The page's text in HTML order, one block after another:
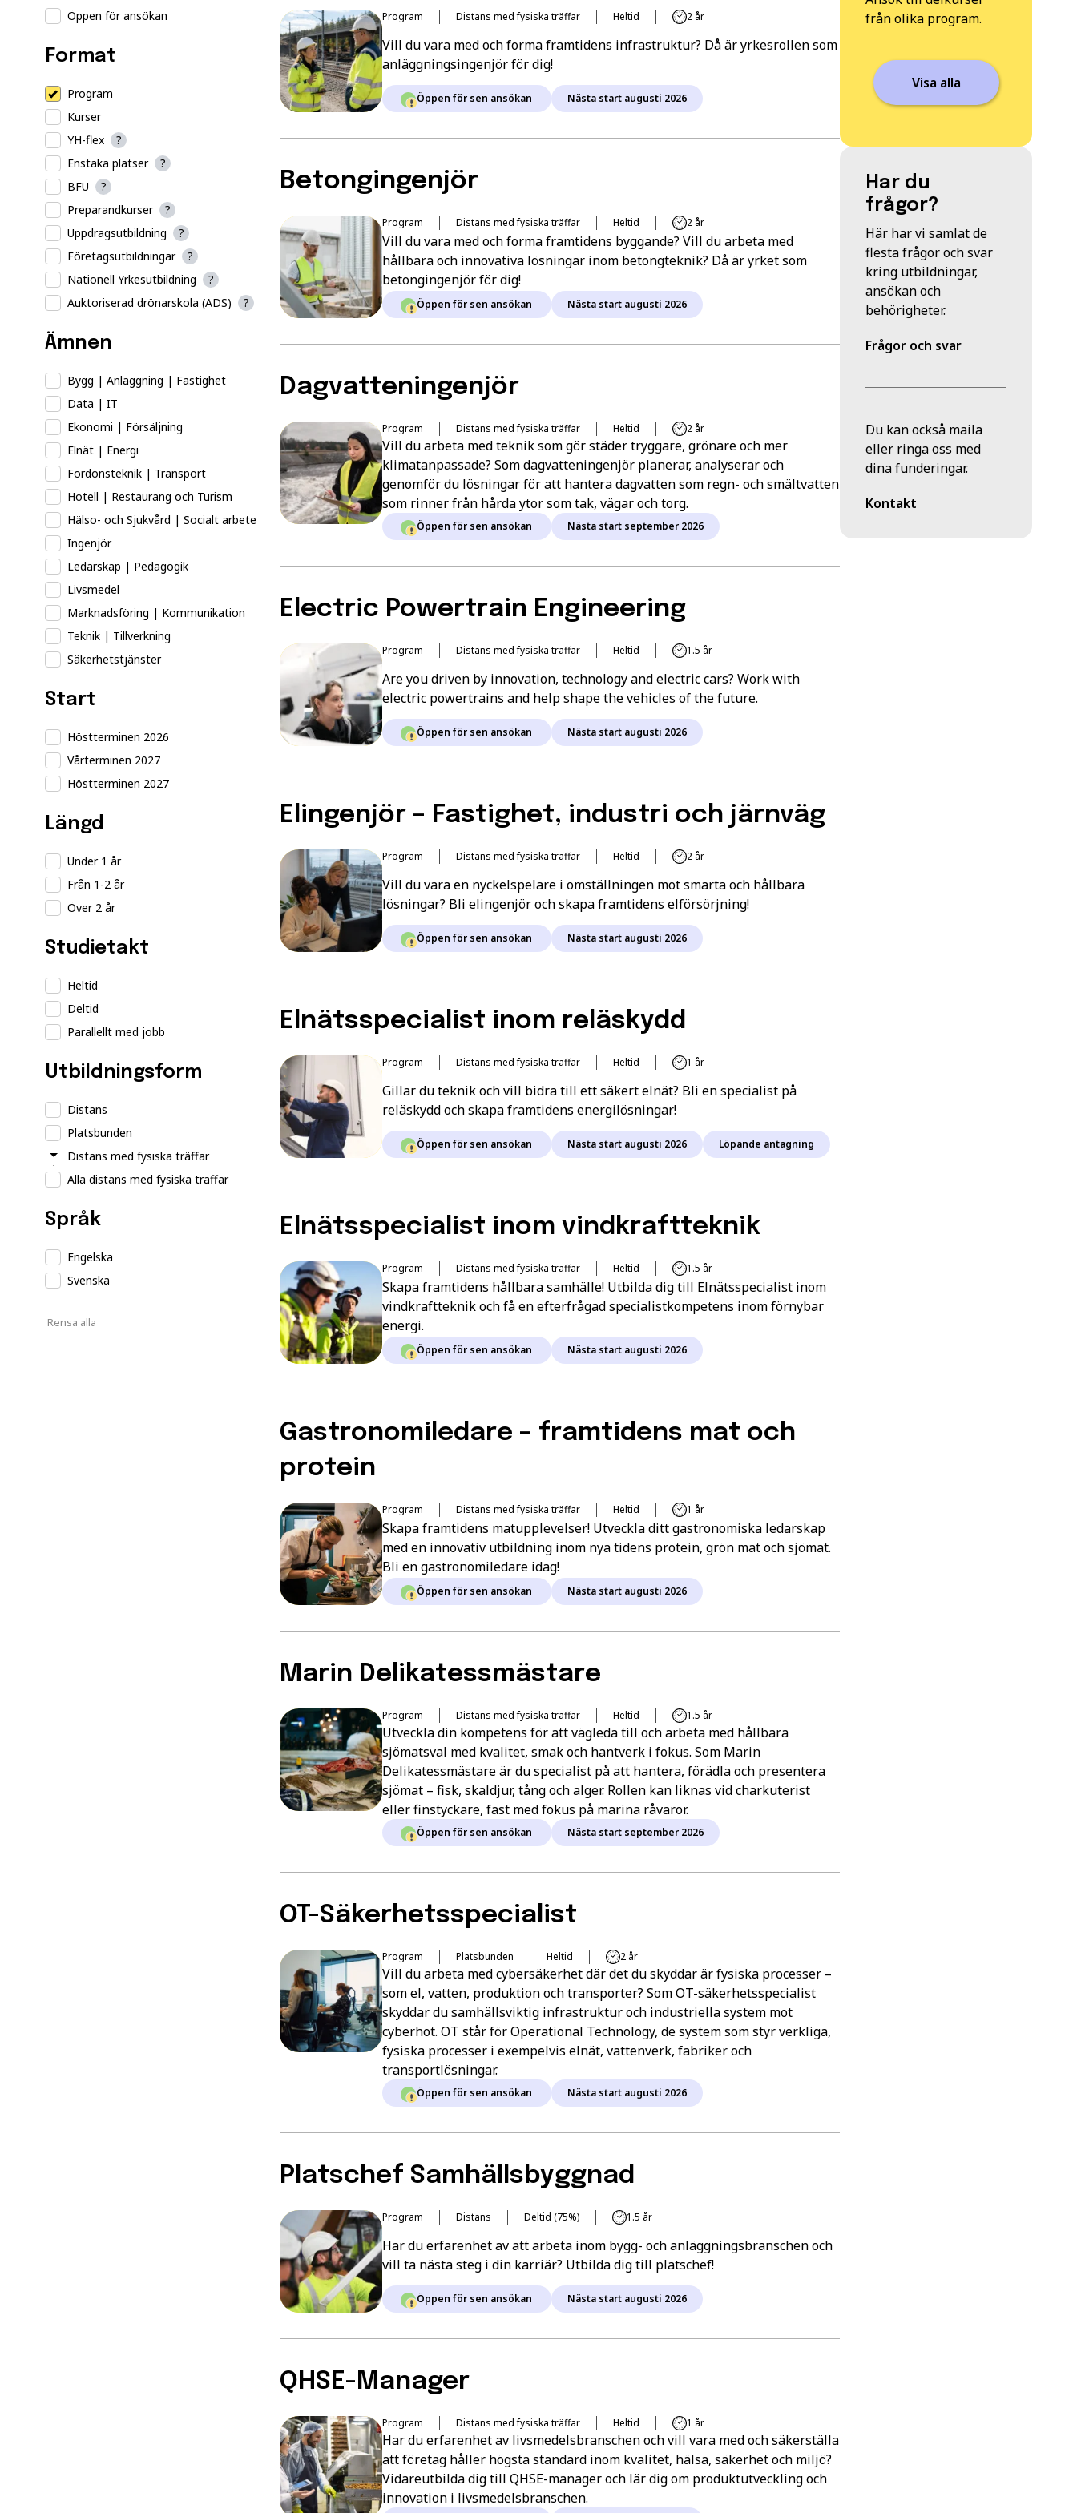
Öppen för ansökan
Format
Program
Kurser
YH-flex
?
Enstaka platser
?
BFU
?
Preparandkurser
?
Uppdragsutbildning
?
Företagsutbildningar
?
Nationell Yrkesutbildning
?
Auktoriserad drönarskola (ADS)
?
Ämnen
Bygg | Anläggning | Fastighet
Data | IT
Ekonomi | Försäljning
Elnät | Energi
Fordonsteknik | Transport
Hotell | Restaurang och Turism
Hälso- och Sjukvård | Socialt arbete
Ingenjör
Ledarskap | Pedagogik
Livsmedel
Marknadsföring | Kommunikation
Teknik | Tillverkning
Säkerhetstjänster
Start
Höstterminen 2026
Vårterminen 2027
Höstterminen 2027
Längd
Under 1 år
Från 1-2 år
Över 2 år
Studietakt
Heltid
Deltid
Parallellt med jobb
Utbildningsform
Distans
Platsbunden
Distans med fysiska träffar
Alla distans med fysiska träffar
Språk
Engelska
Svenska
Rensa alla
Program Distans med fysiska träffar Heltid 2 år
Vill du vara med och forma framtidens infrastruktur? Då är yrkesrollen som
anläggningsingenjör för dig!
Öppen för sen ansökan Nästa start augusti 2026
Betongingenjör
Program Distans med fysiska träffar Heltid 2 år
Vill du vara med och forma framtidens byggande? Vill du arbeta med
hållbara och innovativa lösningar inom betongteknik? Då är yrket som
betongingenjör för dig!
Öppen för sen ansökan Nästa start augusti 2026
Dagvatteningenjör
Program Distans med fysiska träffar Heltid 2 år
Vill du arbeta med teknik som gör städer tryggare, grönare och mer
klimatanpassade? Som dagvatteningenjör planerar, analyserar och
genomför du lösningar för att hantera dagvatten som regn- och smältvatten
som rinner från hårda ytor som tak, vägar och torg.
Öppen för sen ansökan Nästa start september 2026
Electric Powertrain Engineering
Program Distans med fysiska träffar Heltid 1.5 år
Are you driven by innovation, technology and electric cars? Work with
electric powertrains and help shape the vehicles of the future.
Öppen för sen ansökan Nästa start augusti 2026
Elingenjör – Fastighet, industri och järnväg
Program Distans med fysiska träffar Heltid 2 år
Vill du vara en nyckelspelare i omställningen mot smarta och hållbara
lösningar? Bli elingenjör och skapa framtidens elförsörjning!
Öppen för sen ansökan Nästa start augusti 2026
Elnätsspecialist inom reläskydd
Program Distans med fysiska träffar Heltid 1 år
Gillar du teknik och vill bidra till ett säkert elnät? Bli en specialist på
reläskydd och skapa framtidens energilösningar!
Öppen för sen ansökan Nästa start augusti 2026 Löpande antagning
Elnätsspecialist inom vindkraftteknik
Program Distans med fysiska träffar Heltid 1.5 år
Skapa framtidens hållbara samhälle! Utbilda dig till Elnätsspecialist inom
vindkraftteknik och få en efterfrågad specialistkompetens inom förnybar
energi.
Öppen för sen ansökan Nästa start augusti 2026
Gastronomiledare – framtidens mat och
protein
Program Distans med fysiska träffar Heltid 1 år
Skapa framtidens matupplevelser! Utveckla ditt gastronomiska ledarskap
med en innovativ utbildning inom nya tidens protein, grön mat och sjömat.
Bli en gastronomiledare idag!
Öppen för sen ansökan Nästa start augusti 2026
Marin Delikatessmästare
Program Distans med fysiska träffar Heltid 1.5 år
Utveckla din kompetens för att vägleda till och arbeta med hållbara
sjömatsval med kvalitet, smak och hantverk i fokus. Som Marin
Delikatessmästare är du specialist på att hantera, förädla och presentera
sjömat – fisk, skaldjur, tång och alger. Rollen kan liknas vid charkuterist
eller finstyckare, fast med fokus på marina råvaror.
Öppen för sen ansökan Nästa start september 2026
OT-Säkerhetsspecialist
Program Platsbunden Heltid 2 år
Vill du arbeta med cybersäkerhet där det du skyddar är fysiska processer –
som el, vatten, produktion och transporter? Som OT-säkerhetsspecialist
skyddar du samhällsviktig infrastruktur och industriella system mot
cyberhot. OT står för Operational Technology, de system som styr verkliga,
fysiska processer i exempelvis elnät, vattenverk, fabriker och
transportlösningar.
Öppen för sen ansökan Nästa start augusti 2026
Platschef Samhällsbyggnad
Program Distans Deltid (75%) 1.5 år
Har du erfarenhet av att arbeta inom bygg- och anläggningsbranschen och
vill ta nästa steg i din karriär? Utbilda dig till platschef!
Öppen för sen ansökan Nästa start augusti 2026
QHSE-Manager
Program Distans med fysiska träffar Heltid 1 år
Har du erfarenhet av livsmedelsbranschen och vill vara med och säkerställa
att företag håller högsta standard inom kvalitet, hälsa, säkerhet och miljö?
Vidareutbilda dig till QHSE-manager och lär dig om produktutveckling och
innovation i livsmedelsbranschen.
från olika program.
Visa alla
Har du
frågor?
Här har vi samlat de
flesta frågor och svar
kring utbildningar,
ansökan och
behörigheter.
Frågor och svar
Du kan också maila
eller ringa oss med
dina funderingar.
Kontakt